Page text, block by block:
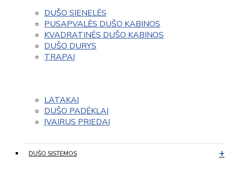
DUŠO SIENELĖS
PUSAPVALĖS DUŠO KABINOS
KVADRATINĖS DUŠO KABINOS
DUŠO DURYS
TRAPAI
LATAKAI
DUŠO PADĖKLAI
ĮVAIRUS PRIEDAI
DUŠO SISTEMOS